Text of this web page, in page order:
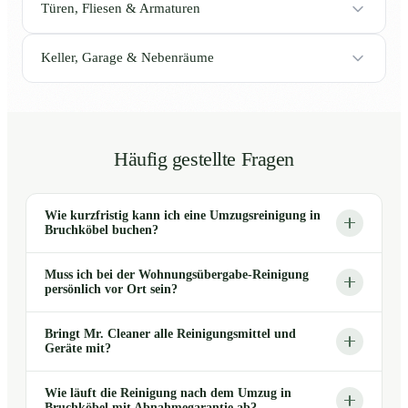
Türen, Fliesen & Armaturen
Keller, Garage & Nebenräume
Häufig gestellte Fragen
Wie kurzfristig kann ich eine Umzugsreinigung in
Bruchköbel buchen?
Muss ich bei der Wohnungsübergabe-Reinigung
persönlich vor Ort sein?
Bringt Mr. Cleaner alle Reinigungsmittel und
Geräte mit?
Wie läuft die Reinigung nach dem Umzug in